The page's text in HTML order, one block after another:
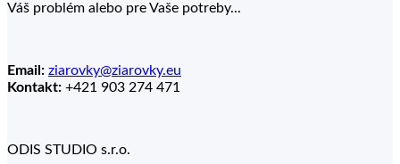
Váš problém alebo pre Vaše potreby...
Email: ziarovky@ziarovky.eu
Kontakt: +421 903 274 471
ODIS STUDIO s.r.o.